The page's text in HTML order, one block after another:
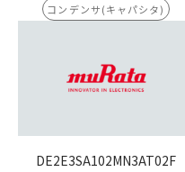
コンデンサ(キャパシタ)
DE2E3SA102MN3AT02F